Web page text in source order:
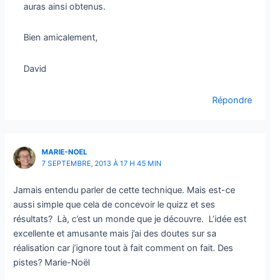
auras ainsi obtenus.
Bien amicalement,
David
Répondre
MARIE-NOEL
7 SEPTEMBRE, 2013 À 17 H 45 MIN
Jamais entendu parler de cette technique. Mais est-ce
aussi simple que cela de concevoir le quizz et ses
résultats? Là, c’est un monde que je découvre. L’idée est
excellente et amusante mais j’ai des doutes sur sa
réalisation car j’ignore tout à fait comment on fait. Des
pistes? Marie-Noël